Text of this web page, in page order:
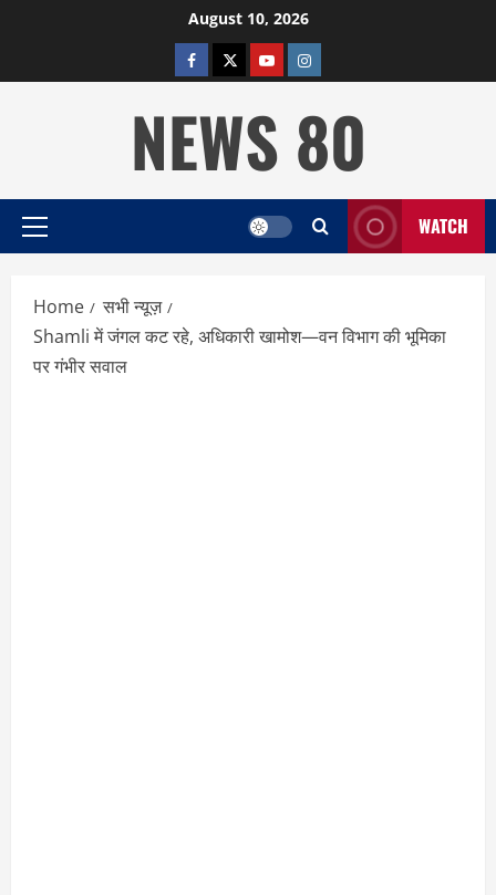
August 10, 2026
facebooktwitterYOUTUBE
instagram
NEWS 80
Primary
WATCH
Home
सभी न्यूज़
Shamli में जंगल कट रहे, अधिकारी खामोश—वन विभाग की भूमिका
पर गंभीर सवाल